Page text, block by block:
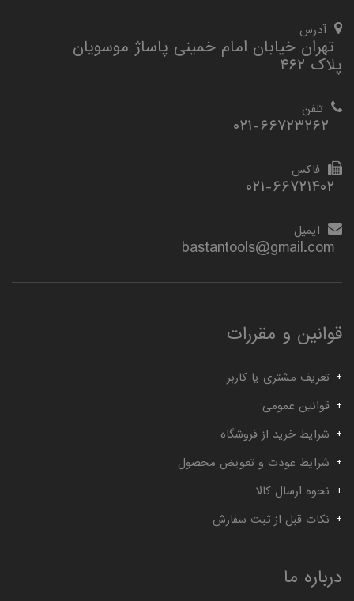
آدرس
تهران خیابان امام خمینی پاساژ موسویان
پلاک ۴۶۲
تلفن
فاکس
۰۲۱-۶۶۷۲۱۴۰۲
ایمیل
bastantools@gmail.com
قوانین و مقررات
تعریف مشتری یا کاربر
قوانین عمومی
شرایط خرید از فروشگاه
شرایط عودت و تعویض محصول
نحوه ارسال کالا
نکات قبل از ثبت سفارش
درباره ما